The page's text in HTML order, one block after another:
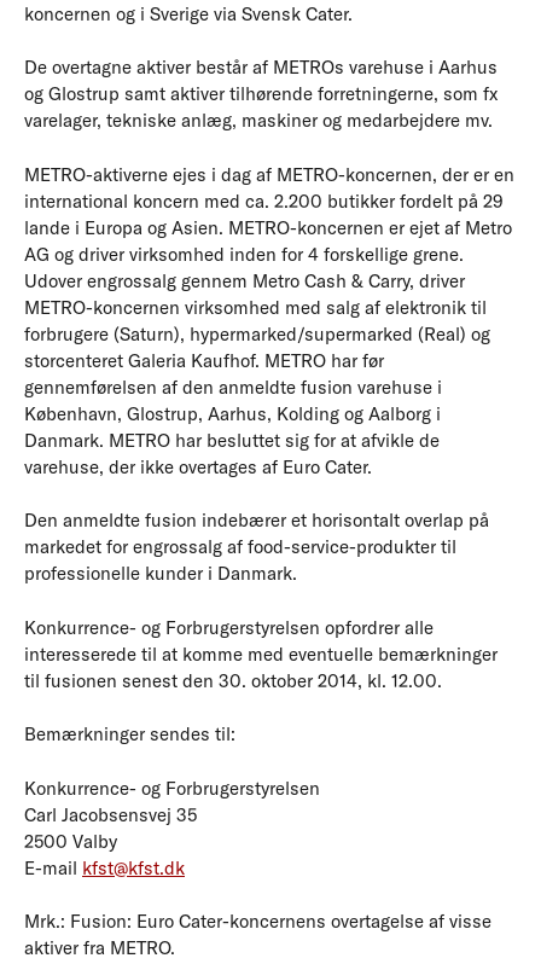
koncernen og i Sverige via Svensk Cater.
De overtagne aktiver består af METROs varehuse i Aarhus
og Glostrup samt aktiver tilhørende forretningerne, som fx
varelager, tekniske anlæg, maskiner og medarbejdere mv.
METRO-aktiverne ejes i dag af METRO-koncernen, der er en
international koncern med ca. 2.200 butikker fordelt på 29
lande i Europa og Asien. METRO-koncernen er ejet af Metro
AG og driver virksomhed inden for 4 forskellige grene.
Udover engrossalg gennem Metro Cash & Carry, driver
METRO-koncernen virksomhed med salg af elektronik til
forbrugere (Saturn), hypermarked/supermarked (Real) og
storcenteret Galeria Kaufhof. METRO har før
gennemførelsen af den anmeldte fusion varehuse i
København, Glostrup, Aarhus, Kolding og Aalborg i
Danmark. METRO har besluttet sig for at afvikle de
varehuse, der ikke overtages af Euro Cater.
Den anmeldte fusion indebærer et horisontalt overlap på
markedet for engrossalg af food-service-produkter til
professionelle kunder i Danmark.
Konkurrence- og Forbrugerstyrelsen opfordrer alle
interesserede til at komme med eventuelle bemærkninger
til fusionen senest den 30. oktober 2014, kl. 12.00.
Bemærkninger sendes til:
Konkurrence- og Forbrugerstyrelsen
Carl Jacobsensvej 35
2500 Valby
E-mail kfst@kfst.dk
Mrk.: Fusion: Euro Cater-koncernens overtagelse af visse
aktiver fra METRO.